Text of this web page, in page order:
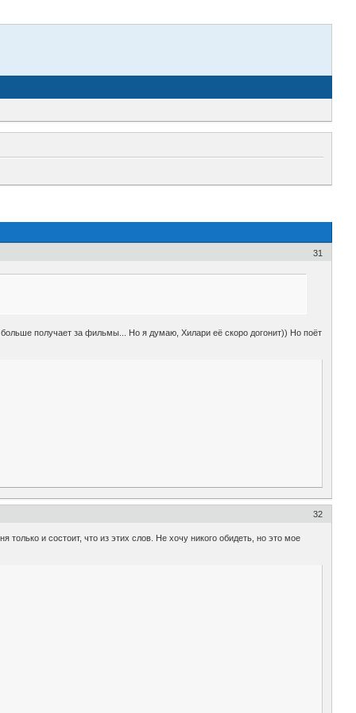
31
получает за фильмы... Но я думаю, Хилари её скоро догонит)) Но поёт
32
и состоит, что из этих слов. Не хочу никого обидеть, но это мое